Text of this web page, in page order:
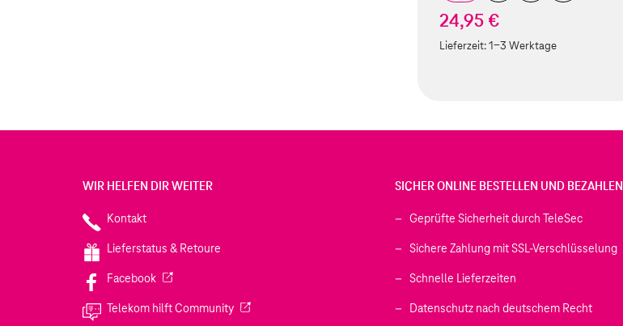
24,95 €
Lieferzeit:1-3 Werktage
WIR HELFEN DIR WEITER
Kontakt
Lieferstatus & Retoure
Facebook(Wird in einem neuen Tab geöffnet)
Telekom hilft Community(Wird in einem neuen Tab geöffnet)
SICHER ONLINE BESTELLEN UND BEZAHLEN
Geprüfte Sicherheit durch TeleSec
Sichere Zahlung mit SSL-Verschlüsselung
Schnelle Lieferzeiten
Datenschutz nach deutschem Recht